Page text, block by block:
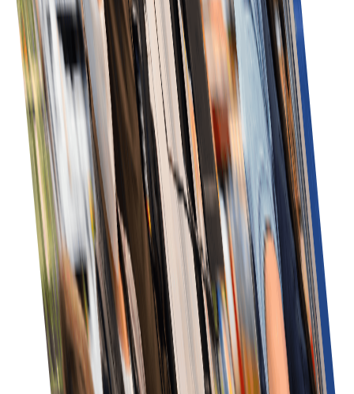
بہتر درستگی
خودکار آرڈر اندراج و پروسیسنگ سے غلطیاں کم کریں—پوری
میں اعلیٰ درستگی۔
بہتر بصیرت
بہتر فیصلوں کے لیے آرڈر سٹیٹس، انوینٹری سطح اور گاہک
تعامل کی جامع بصیرت حاصل کریں۔